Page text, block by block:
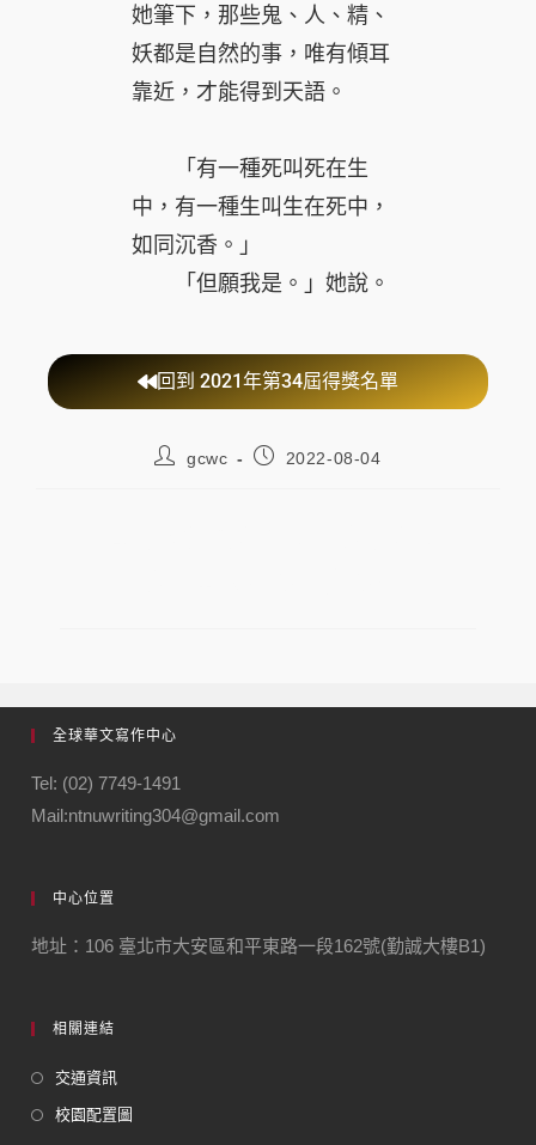
她筆下，那些鬼、人、精、
妖都是自然的事，唯有傾耳
靠近，才能得到天語。
「有一種死叫死在生
中，有一種生叫生在死中，
如同沉香。」
「但願我是。」她說。
回到 2021年第34屆得獎名單
gcwc 2022-08-04
全球華文寫作中心
Tel: (02) 7749-1491
Mail:ntnuwriting304@gmail.com
中心位置
地址：106 臺北市大安區和平東路一段162號(勤誠大樓B1)
相關連結
交通資訊
校園配置圖